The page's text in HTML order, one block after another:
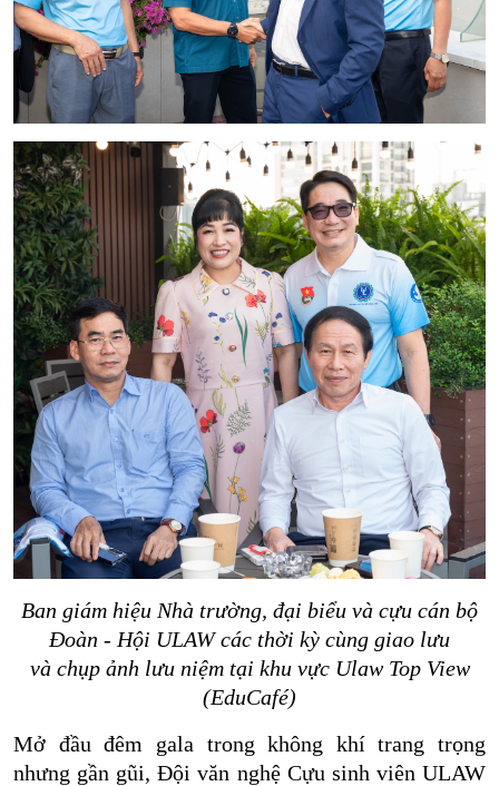
Ban giám hiệu Nhà trường, đại biểu và cựu cán bộ
Đoàn - Hội ULAW các thời kỳ cùng giao lưu
và chụp ảnh lưu niệm tại khu vực Ulaw Top View
(EduCafé)
Mở đầu đêm gala trong không khí trang trọng
nhưng gần gũi, Đội văn nghệ Cựu sinh viên ULAW